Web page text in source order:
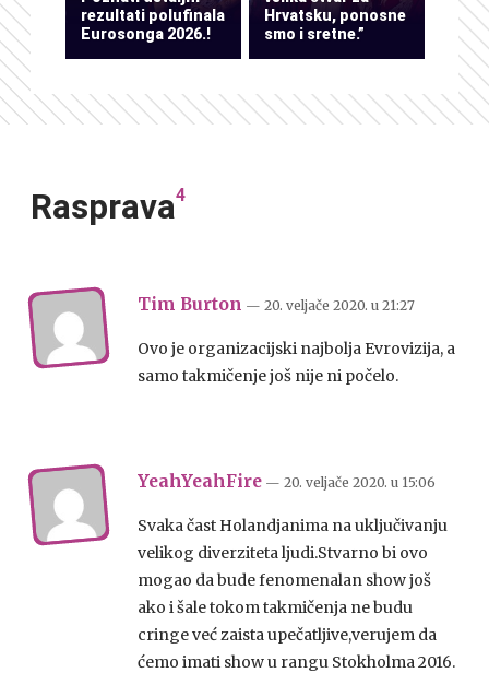
rezultati polufinala
Eurosonga 2026.!
Hrvatsku, ponosne
smo i sretne.”
Rasprava4
Tim Burton — 20. veljače 2020. u 21:27
Ovo je organizacijski najbolja Evrovizija, a
samo takmičenje još nije ni počelo.
YeahYeahFire — 20. veljače 2020. u 15:06
Svaka čast Holandjanima na uključivanju
velikog diverziteta ljudi.Stvarno bi ovo
mogao da bude fenomenalan show još
ako i šale tokom takmičenja ne budu
cringe već zaista upečatljive,verujem da
ćemo imati show u rangu Stokholma 2016.